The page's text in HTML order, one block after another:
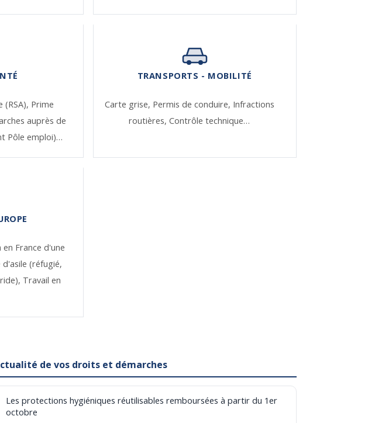
(RSA), Prime
auprès de
Pôle emploi)…
TRANSPORTS - MOBILITÉ
Carte grise, Permis de conduire, Infractions
routières,Contrôle technique…
France d'une
d'asile (réfugié,
Travail en
de vos droits et démarches
Les protections hygiéniques réutilisables remboursées à partir du 1er
octobre